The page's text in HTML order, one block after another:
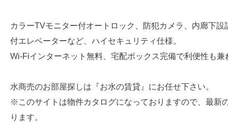
カラーTVモニター付オートロック、防犯カメラ、内廊下
付エレベーターなど、ハイセキュリティ仕様。
Wi-Fiインターネット無料、宅配ボックス完備で利便性も兼
水商売のお部屋探しは『お水の賃貸』にお任せ下さい。
※このサイトは物件カタログになっておりますので、最新
ります。